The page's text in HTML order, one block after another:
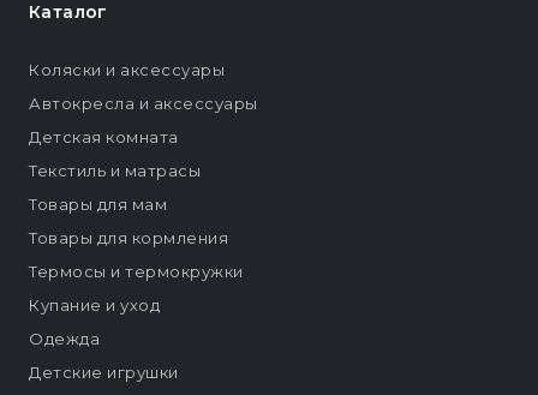
Каталог
Коляски и аксессуары
Автокресла и аксессуары
Детская комната
Текстиль и матрасы
Товары для мам
Товары для кормления
Термосы и термокружки
Купание и уход
Одежда
Детские игрушки